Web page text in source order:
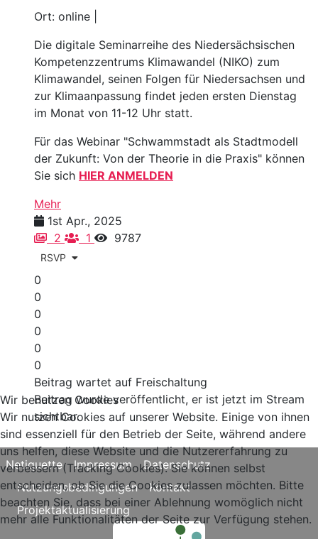
Ort: online |
Die digitale Seminarreihe des Niedersächsischen
Kompetenzzentrums Klimawandel (NIKO) zum
Klimawandel, seinen Folgen für Niedersachsen und
zur Klimaanpassung findet jeden ersten Dienstag
im Monat von 11-12 Uhr statt.
Für das Webinar "Schwammstadt als Stadtmodell
der Zukunft: Von der Theorie in die Praxis" können
Sie sich HIER ANMELDEN
Mehr
1st Apr., 2025
2
1 9787
RSVP
0
0
0
0
0
0
Beitrag wartet auf Freischaltung
Beitrag wurde veröffentlicht, er ist jetzt im Stream
sichtbar.
Netiquette Impressum
Datenschutz
Nutzungsbedingungen
Kontakt
Projektaktualisierung
Wir benutzen Cookies
Wir nutzen Cookies auf unserer Website. Einige von ihnen
sind essenziell für den Betrieb der Seite, während andere
uns helfen, diese Website und die Nutzererfahrung zu
verbessern (Tracking Cookies). Sie können selbst
entscheiden, ob Sie die Cookies zulassen möchten. Bitte
beachten Sie, dass bei einer Ablehnung womöglich nicht
mehr alle Funktionalitäten der Seite zur Verfügung stehen.